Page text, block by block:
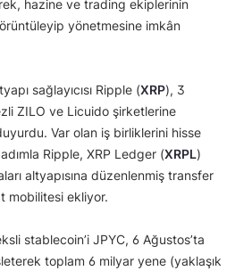
hazine ve trading ekiplerinin
yönetmesine imkân
sağlayıcısı Ripple (XRP), 3
ZILO ve Licuido şirketlerine
Var olan iş birliklerini hisse
Ripple, XRP Ledger (XRPL)
altyapısına düzenlenmiş transfer
mobilitesi ekliyor.
stablecoin’i JPYC, 6 Ağustos’ta
toplam 6 milyar yene (yaklaşık